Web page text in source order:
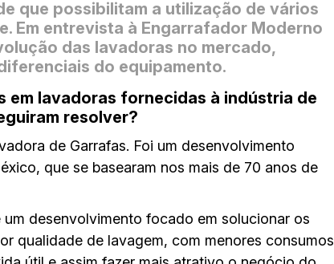
que possibilitam a utilização de vários
Em entrevista à Engarrafador Moderno
das lavadoras no mercado,
do equipamento.
em lavadoras fornecidas à indústria de
resolver?
de Garrafas. Foi um desenvolvimento
que se basearam nos mais de 70 anos de
desenvolvimento focado em solucionar os
qualidade de lavagem, com menores consumos